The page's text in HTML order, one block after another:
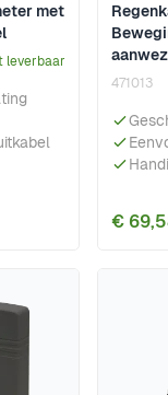
met
leverbaar
471013
€